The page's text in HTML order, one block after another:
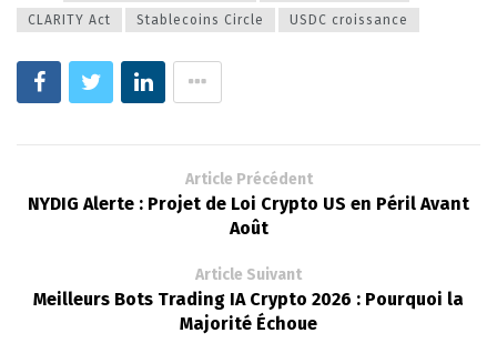
CLARITY Act
Stablecoins Circle USDC croissance
Article Précédent
NYDIG Alerte : Projet de Loi Crypto US en Péril Avant
Août
Article Suivant
Meilleurs Bots Trading IA Crypto 2026 : Pourquoi la
Majorité Échoue